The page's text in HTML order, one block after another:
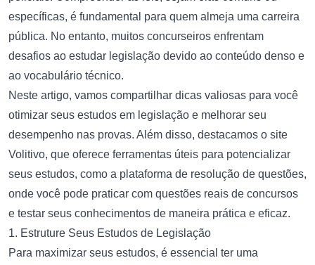
específicas, é fundamental para quem almeja uma carreira
pública. No entanto, muitos concurseiros enfrentam
desafios ao estudar legislação devido ao conteúdo denso e
ao vocabulário técnico.
Neste artigo, vamos compartilhar dicas valiosas para você
otimizar seus estudos em legislação e melhorar seu
desempenho nas provas. Além disso, destacamos o site
Volitivo, que oferece ferramentas úteis para potencializar
seus estudos, como a plataforma de resolução de questões,
onde você pode praticar com questões reais de concursos
e testar seus conhecimentos de maneira prática e eficaz.
1. Estruture Seus Estudos de Legislação
Para maximizar seus estudos, é essencial ter uma